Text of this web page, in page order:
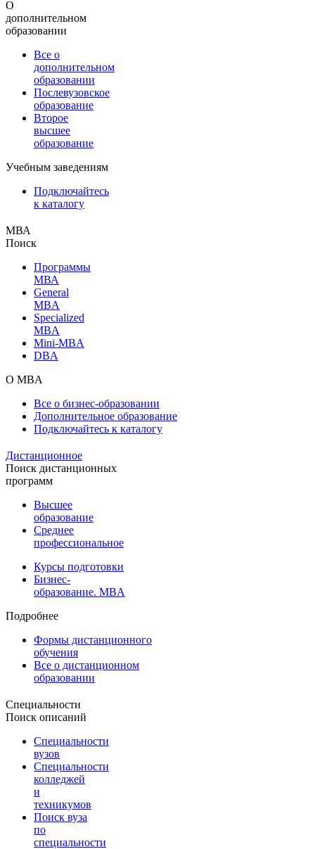
О
дополнительном
образовании
Все о
дополнительном
образовании
Послевузовское
образование
Второе
высшее
образование
Учебным заведениям
Подключайтесь
к каталогу
МВА
Поиск
Программы
МВА
General
MBA
Specialized
MBA
Mini-MBA
DBA
О MBA
Все о бизнес-образовании
Дополнительное образование
Подключайтесь к каталогу
Дистанционное
Поиск дистанционных
программ
Высшее
образование
Среднее
профессиональное
Курсы подготовки
Бизнес-
образование. MBA
Подробнее
Формы дистанционного
обучения
Все о дистанционном
образовании
Специальности
Поиск описаний
Специальности
вузов
Специальности
колледжей
и
техникумов
Поиск вуза
по
специальности